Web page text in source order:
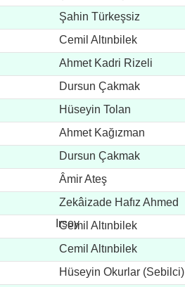
Şahin Türkeşsiz
Cemil Altınbilek
Ahmet Kadri Rizeli
Dursun Çakmak
Hüseyin Tolan
Ahmet Kağızman
Dursun Çakmak
Âmir Ateş
Zekâizade Hafız Ahmed
Irsoy
Cemil Altınbilek
Cemil Altınbilek
Hüseyin Okurlar (Sebilci)